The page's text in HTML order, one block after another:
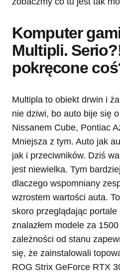
Komputer
Multipli.
pokręcone
Multipla to obiekt drwin i
nie dziwi, bo auto bije się
Nissanem Cube, Pontiac
Mniejsza z tym. Auto jak
jak i przeciwników. Dziś
jest niewielka. Tym
dlaczego wspomniany
wzrostem wartości auta.
skoro przeglądając portale
znalazłem modele za
zależności od stanu
się, że zainstalowali
ROG Strix GeForce RTX